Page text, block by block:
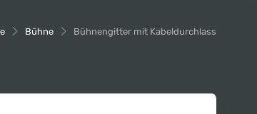
Bühne Bühnengitter mit Kabeldurchlass